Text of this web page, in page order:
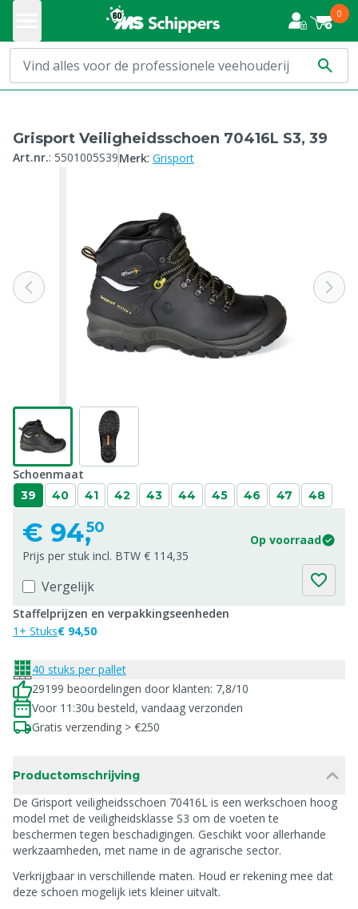
0
Grisport Veiligheidsschoen 70416L S3, 39
Art.nr.: 5501005S39Merk: Grisport
Schoenmaat
39 40 41 42 43 44 45 46 47 48
€ 94,50
Op voorraad
Prijs per stuk incl. BTW € 114,35
Vergelijk
Staffelprijzen en verpakkingseenheden
1+ Stuks€ 94,50
40 stuks per pallet
29199 beoordelingen door klanten: 7,8/10
Voor 11:30u besteld, vandaag verzonden
Gratis verzending > €250
Productomschrijving
De Grisport veiligheidsschoen 70416L is een werkschoen hoog
model met de veiligheidsklasse S3 om de voeten te
beschermen tegen beschadigingen. Geschikt voor allerhande
werkzaamheden, met name in de agrarische sector.
Verkrijgbaar in verschillende maten. Houd er rekening mee dat
deze schoen mogelijk iets kleiner uitvalt.